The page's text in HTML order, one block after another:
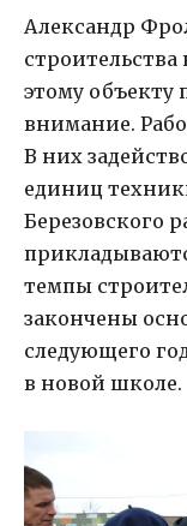
Александр
этому объекту
внимание.
В них
единиц
Березовского
темпы
закончены
следующего
в новой школе.